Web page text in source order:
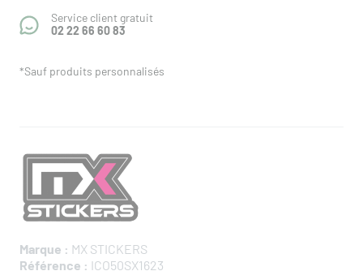
Service client gratuit
02 22 66 60 83
*Sauf produits personnalisés
Marque : MX STICKERS
Référence : ICO50SX1623